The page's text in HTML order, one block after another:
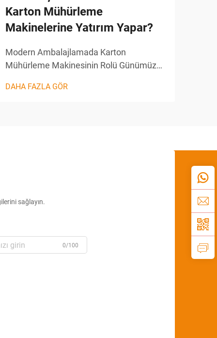
Karton Mühürleme
Makinelerine Yatırım Yapar?
Modern Ambalajlamada Karton
Mühürleme Makinesinin Rolü Günümüz
işlemlerinde verimlilik, hız ve tutarlılık
DAHA FAZLA GÖR
sağlayın.
0/100